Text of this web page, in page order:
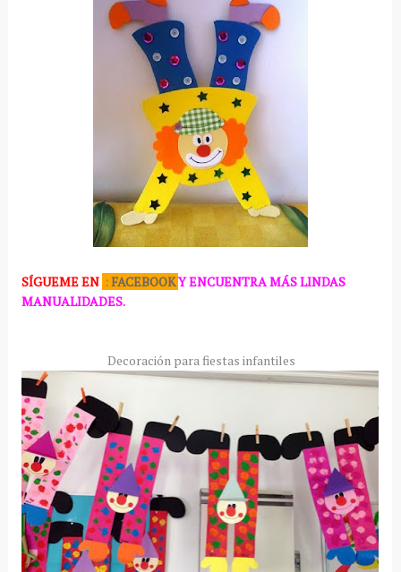
SÍGUEMEEN :FACEBOOKY ENCUENTRA MÁS LINDAS
MANUALIDADES.
Decoración para fiestas infantiles